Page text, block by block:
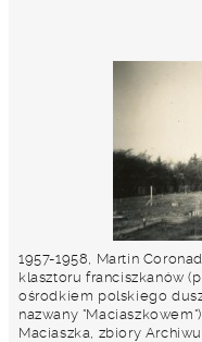
1957-1958, Martin
klasztoru franciszkanów
ośrodkiem polskiego
nazwany
Maciaszka, zbiory